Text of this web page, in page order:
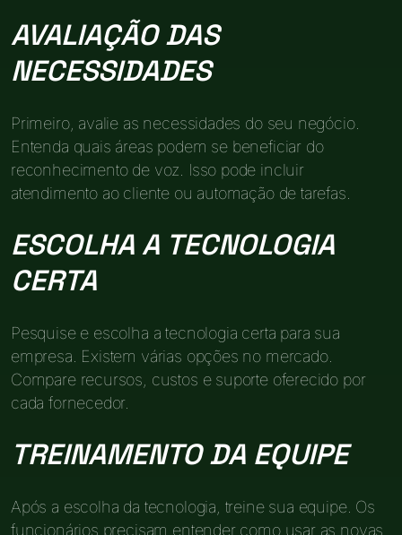
AVALIAÇÃO DAS
NECESSIDADES
Primeiro, avalie as necessidades do seu negócio.
Entenda quais áreas podem se beneficiar do
reconhecimento de voz. Isso pode incluir
atendimento ao cliente ou automação de tarefas.
ESCOLHA A TECNOLOGIA
CERTA
Pesquise e escolha a tecnologia certa para sua
empresa. Existem várias opções no mercado.
Compare recursos, custos e suporte oferecido por
cada fornecedor.
TREINAMENTO DA EQUIPE
Após a escolha da tecnologia, treine sua equipe. Os
funcionários precisam entender como usar as novas